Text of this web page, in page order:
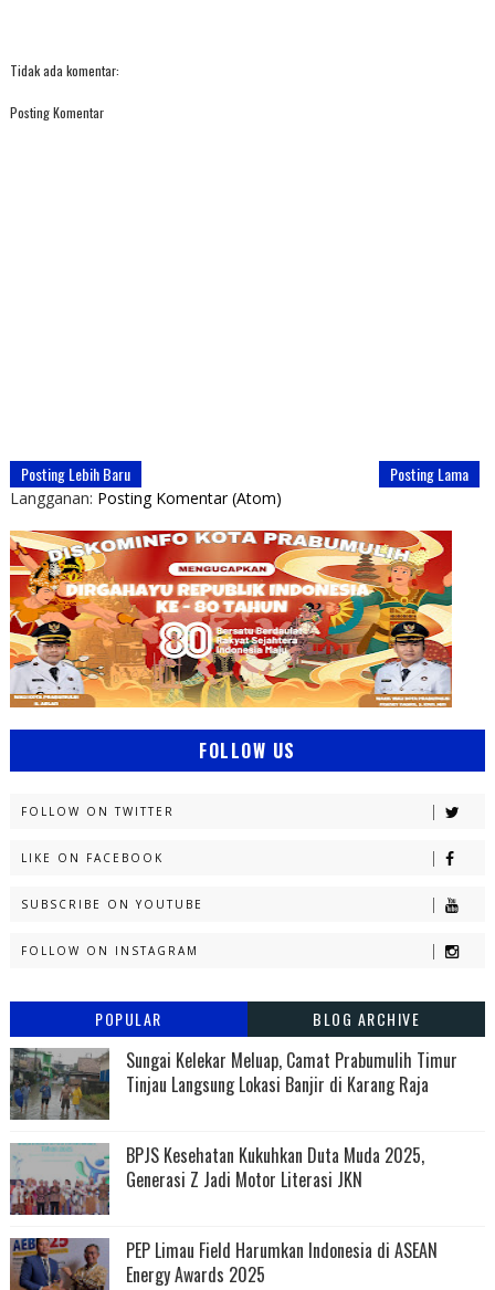
Tidak ada komentar:
Posting Komentar
Posting Lebih Baru Posting Lama
Langganan: Posting Komentar (Atom)
FOLLOW US
FOLLOW ON TWITTER
LIKE ON FACEBOOK
SUBSCRIBE ON YOUTUBE
FOLLOW ON INSTAGRAM
POPULAR BLOG ARCHIVE
Sungai Kelekar Meluap, Camat Prabumulih Timur
Tinjau Langsung Lokasi Banjir di Karang Raja
BPJS Kesehatan Kukuhkan Duta Muda 2025,
Generasi Z Jadi Motor Literasi JKN
PEP Limau Field Harumkan Indonesia di ASEAN
Energy Awards 2025